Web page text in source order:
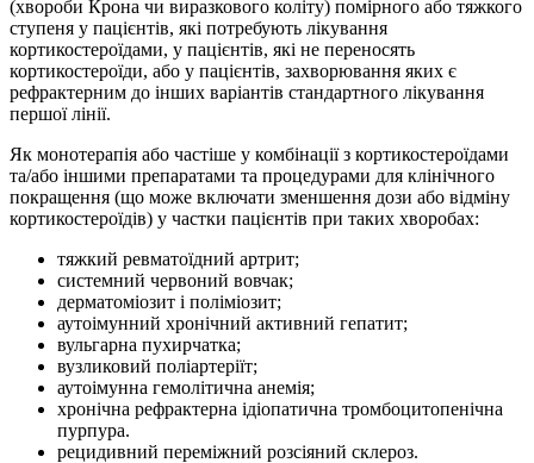
(хвороби Крона чи виразкового коліту) помірного або тяжкого
ступеня у пацієнтів, які потребують лікування
кортикостероїдами, у пацієнтів, які не переносять
кортикостероїди, або у пацієнтів, захворювання яких є
рефрактерним до інших варіантів стандартного лікування
першої лінії.
Як монотерапія або частіше у комбінації з кортикостероїдами
та/або іншими препаратами та процедурами для клінічного
покращення (що може включати зменшення дози або відміну
кортикостероїдів) у частки пацієнтів при таких хворобах:
тяжкий ревматоїдний артрит;
системний червоний вовчак;
дерматоміозит і поліміозит;
аутоімунний хронічний активний гепатит;
вульгарна пухирчатка;
вузликовий поліартеріїт;
аутоімунна гемолітична анемія;
хронічна рефрактерна ідіопатична тромбоцитопенічна
пурпура.
рецидивний переміжний розсіяний склероз.